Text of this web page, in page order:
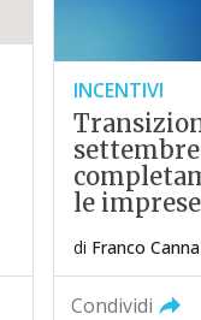
INCENTIVI
le
di Franco Canna
Condividi